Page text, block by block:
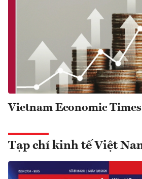
Vietnam Economic
Tạp chí kinh tế Việt